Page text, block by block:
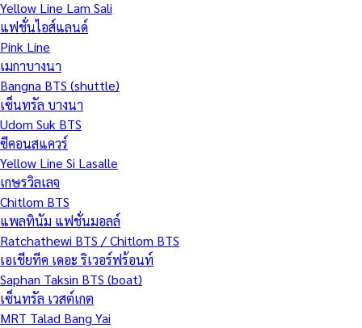
Yellow Line Lam Sali
แฟชั่นไอส์แลนด์
Pink Line
เมกาบางนา
Bangna BTS (shuttle)
เซ็นทรัล บางนา
Udom Suk BTS
ซีคอนสแควร์
Yellow Line Si Lasalle
เกษรวิลเลจ
Chitlom BTS
แพลทินัม แฟชั่นมอลล์
Ratchathewi BTS / Chitlom BTS
เอเชียทีค เดอะ ริเวอร์ฟร้อนท์
Saphan Taksin BTS (boat)
เซ็นทรัล เวสต์เกต
MRT Talad Bang Yai